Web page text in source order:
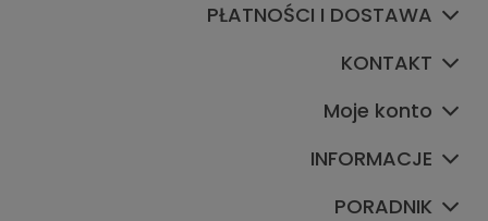
PŁATNOŚCI I DOSTAWA
KONTAKT
Moje konto
INFORMACJE
PORADNIK